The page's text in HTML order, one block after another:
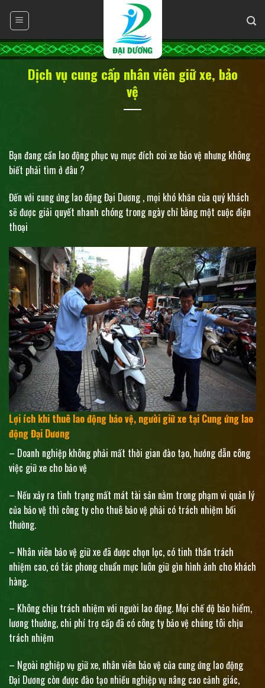
content
Dịch vụ cung cấp nhân viên giữ xe, bảo
vệ
Bạn đang cần lao động phục vụ mực đích coi xe bảo vệ nhưng không
biết phải tìm ở đâu ?
Đến với cung ứng lao động Đại Dương , mọi khó khăn của quý khách
sẽ được giải quyết nhanh chóng trong ngày chỉ bằng một cuộc điện
thoại
Lợi ích khi thuê lao động bảo vệ, người giữ xe tại Cung ứng lao
động Đại Dương
– Doanh nghiệp không phải mất thời gian đào tạo, hướng dẫn công
việc giữ xe cho bảo vệ
– Nếu xảy ra tình trạng mất mát tài sản nằm trong phạm vi quản lý
của bảo vệ thì công ty cho thuê bảo vệ phải có trách nhiệm bồi
thường.
– Nhân viên bảo vệ giữ xe đã được chọn lọc, có tinh thần trách
nhiệm cao, có tác phong chuẩn mực luôn giữ gìn hình ảnh cho khách
hàng.
– Không chịu trách nhiệm với người lao động. Mọi chế độ bảo hiểm,
lương thưởng, chi phí trợ cấp đã có công ty bảo vệ chúng tôi chịu
trách nhiệm
– Ngoài nghiệp vụ giữ xe, nhân viên bảo vệ của cung ứng lao động
Đại Dương còn được đào tạo nhiều nghiệp vụ nâng cao cảnh giác,